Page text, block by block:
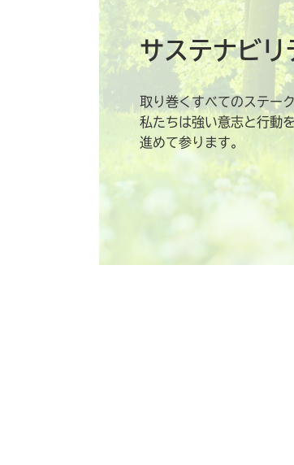
サステナビリ
取り巻くすべてのステー
私たちは強い意志と行動
進めて参ります。